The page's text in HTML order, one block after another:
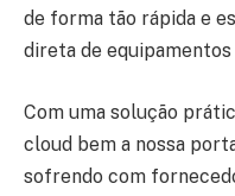
de forma tão rápida e
direta de
Com uma solução
cloud bem a nossa
sofrendo com